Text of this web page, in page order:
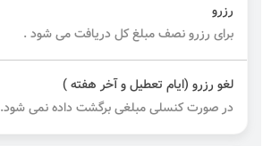
رزرو
برای رزرو نصف مبلغ کل دریافت می شود .
لغو رزرو (ایام تعطیل و آخر هفته )
در صورت کنسلی مبلغی برگشت داده نمی شود.